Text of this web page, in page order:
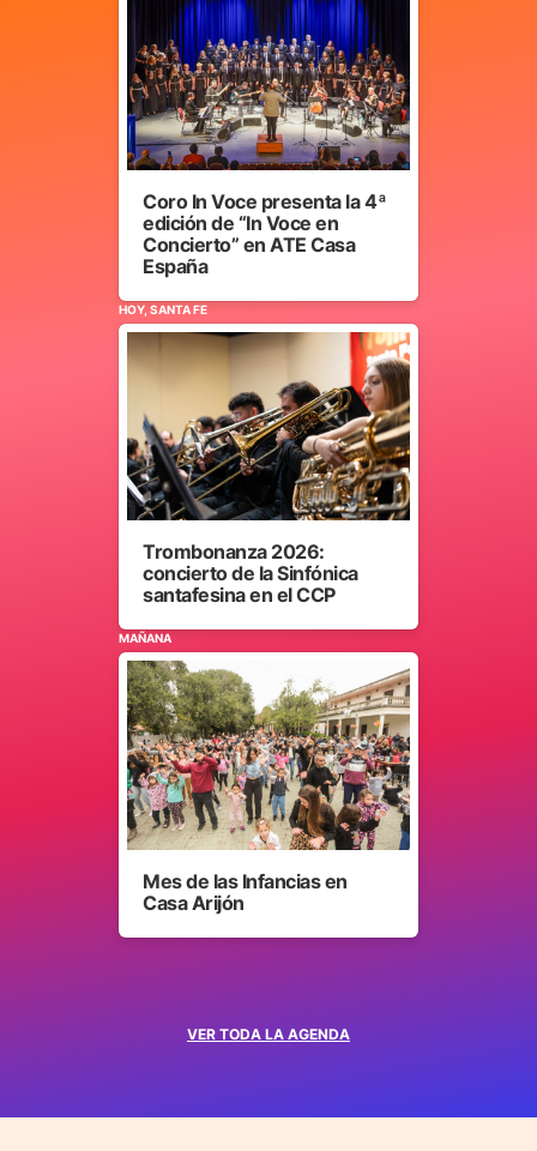
VER TODA LA AGENDA
Coro In Voce presenta la 4ª
edición de “In Voce en
Concierto” en ATE Casa
España
HOY, SANTA FE
Trombonanza 2026:
concierto de la Sinfónica
santafesina en el CCP
MAÑANA
Mes de las Infancias en
Casa Arijón